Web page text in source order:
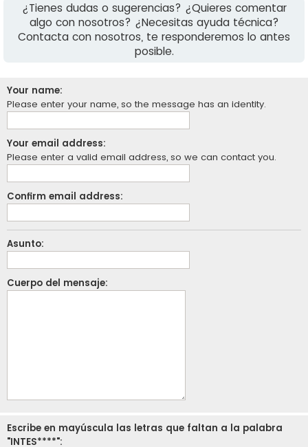
¿Tienes dudas o sugerencias? ¿Quieres comentar
algo con nosotros? ¿Necesitas ayuda técnica?
Contacta con nosotros, te responderemos lo antes
posible.
Your name:
Please enter your name, so the message has an identity.
Your email address:
Please enter a valid email address, so we can contact you.
Confirm email address:
Asunto:
Cuerpo del mensaje:
Escribe en mayúscula las letras que faltan a la palabra
"INTES****":